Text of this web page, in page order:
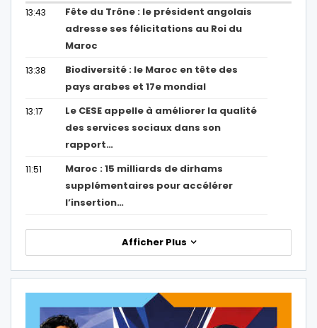
13:43
Fête du Trône : le président angolais
adresse ses félicitations au Roi du
Maroc
13:38
Biodiversité : le Maroc en tête des
pays arabes et 17e mondial
13:17
Le CESE appelle à améliorer la qualité
des services sociaux dans son
rapport…
11:51
Maroc : 15 milliards de dirhams
supplémentaires pour accélérer
l’insertion…
Afficher Plus